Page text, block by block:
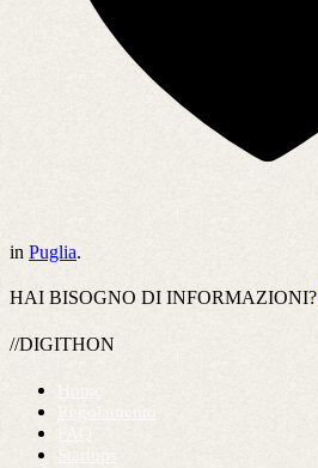
in Puglia.
HAI BISOGNO DI INFORMAZIONI?
//DIGITHON